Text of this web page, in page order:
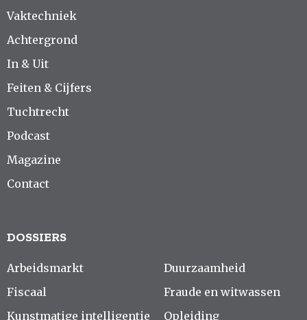
Vaktechniek
Achtergrond
In & Uit
Feiten & Cijfers
Tuchtrecht
Podcast
Magazine
Contact
DOSSIERS
Arbeidsmarkt
Fiscaal
Kunstmatige intelligentie
Duurzaamheid
Fraude en witwassen
Opleiding